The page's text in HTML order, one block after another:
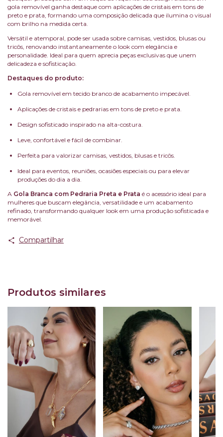
gola removível ganha destaque com aplicações de cristais em tons de
preto e prata, formando uma composição delicada que ilumina o visual
com brilho na medida certa.
Versátil e atemporal, pode ser usada sobre camisas, vestidos, blusas ou
tricôs, renovando instantaneamente o look com elegância e
personalidade. Ideal para quem aprecia peças exclusivas que unem
delicadeza e sofisticação.
Destaques do produto:
Gola removível em tecido branco de acabamento impecável.
Aplicações de cristais e pedrarias em tons de preto e prata.
Design sofisticado inspirado na alta-costura.
Leve, confortável e fácil de combinar.
Perfeita para valorizar camisas, vestidos, blusas e tricôs.
Ideal para eventos, reuniões, ocasiões especiais ou para elevar
produções do dia a dia.
A Gola Branca com Pedraria Preta e Prata é o acessório ideal para
mulheres que buscam elegância, versatilidade e um acabamento
refinado, transformando qualquer look em uma produção sofisticada e
memorável.
Compartilhar
Produtos similares